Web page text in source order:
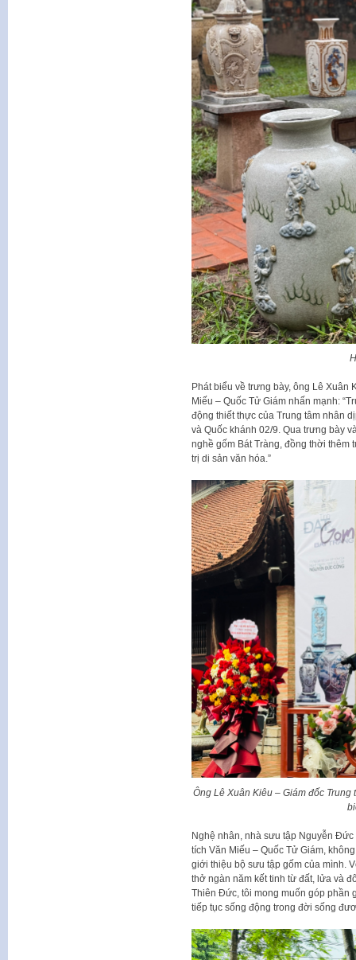
Phát biểu về trưng bày, ông Lê Xuân
Miếu – Quốc Tử Giám nhấn mạnh:
động thiết thực của Trung tâm nhân
và Quốc khánh 02/9. Qua trưng bày
nghề gốm Bát Tràng, đồng thời thêm
trị di sản văn hóa.”
Ông Lê Xuân Kiêu – Giám đốc
Nghệ nhân, nhà sưu tập Nguyễn Đức
tích Văn Miếu – Quốc Tử Giám,
giới thiệu bộ sưu tập gốm của mình.
thở ngàn năm kết tinh từ đất, lửa và
Thiên Đức, tôi mong muốn góp phần
tiếp tục sống động trong đời sống